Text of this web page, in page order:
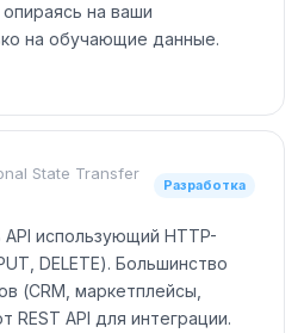
на ваши
на обучающие данные.
State Transfer
Разработка
использующий HTTP-
DELETE). Большинство
(CRM, маркетплейсы,
REST API для интеграции.